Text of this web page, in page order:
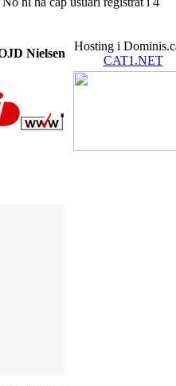
Nielsen
Hosting i
CAT1.NET